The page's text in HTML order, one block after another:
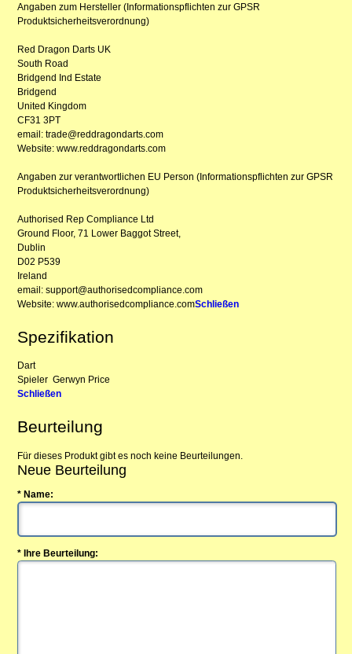
Angaben zum Hersteller (Informationspflichten zur GPSR
Produktsicherheitsverordnung)
Red Dragon Darts UK
South Road
Bridgend Ind Estate
Bridgend
United Kingdom
CF31 3PT
email: trade@reddragondarts.com
Website: www.reddragondarts.com
Angaben zur verantwortlichen EU Person (Informationspflichten zur GPSR
Produktsicherheitsverordnung)
Authorised Rep Compliance Ltd
Ground Floor, 71 Lower Baggot Street,
Dublin
D02 P539
Ireland
email: support@authorisedcompliance.com
Website: www.authorisedcompliance.comSchließen
Spezifikation
Dart
Spieler Gerwyn Price
Schließen
Beurteilung
Für dieses Produkt gibt es noch keine Beurteilungen.
Neue Beurteilung
* Name:
* Ihre Beurteilung: